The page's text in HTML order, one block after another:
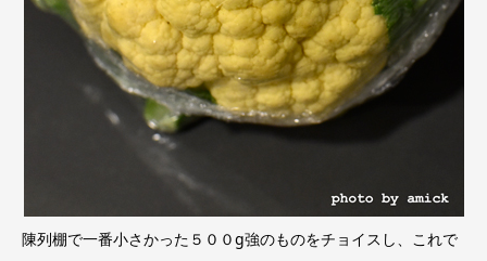
陳列棚で一番小さかった５００g強のものをチョイスし、これで